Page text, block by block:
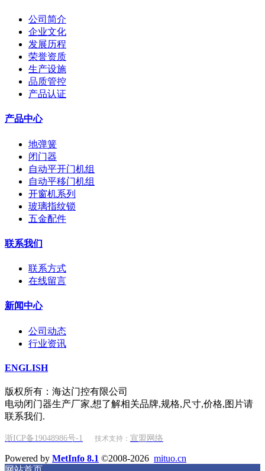
公司简介
企业文化
发展历程
荣誉资质
生产设施
品质管控
产品认证
产品中心
地弹簧
闭门器
自动平开门机组
自动平移门机组
开窗机系列
玻璃指纹锁
五金配件
联系我们
联系方式
在线留言
新闻中心
公司动态
行业资讯
ENGLISH
版权所有：海达门控有限公司
电动闭门器生产厂家,想了解相关品牌,规格,尺寸,价格,图片请
联系我们.
浙ICP备19048986号-1 技术支持： 宣盟网络
Powered by MetInfo 8.1 ©2008-2026 mituo.cn